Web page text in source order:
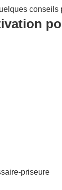
priseure